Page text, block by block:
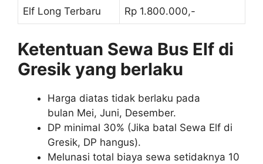
Elf Long Terbaru Rp 1.800.000,-
Ketentuan Sewa Bus Elf di
Gresik yang berlaku
Harga diatas tidak berlaku pada
bulan Mei, Juni, Desember.
DP minimal 30% (Jika batal Sewa Elf di
Gresik, DP hangus).
Melunasi total biaya sewa setidaknya 10